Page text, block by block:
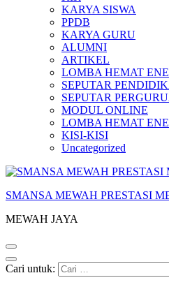
KARYA SISWA
PPDB
KARYA GURU
ALUMNI
ARTIKEL
LOMBA HEMAT
SEPUTAR
SEPUTAR
MODUL ONLINE
LOMBA HEMAT
KISI-KISI
Uncategorized
SMANSA MEWAH PRESTASI
MEWAH JAYA
Cari untuk: